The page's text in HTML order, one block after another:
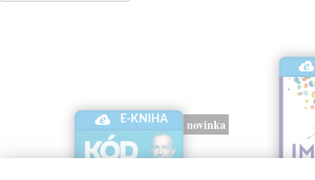
E-KNIHA novinka